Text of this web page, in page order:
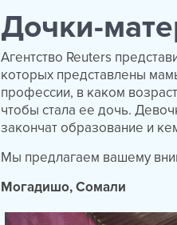
Дочки-
Агентство Reuters
которых представлены
профессии, в каком
чтобы стала ее дочь.
закончат образование и
Мы предлагаем вашему
Могадишо, Сомали